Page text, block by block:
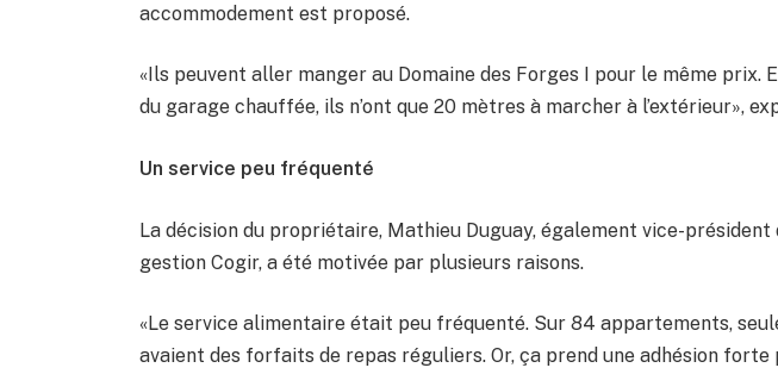
accommodement est proposé.
«Ils peuvent aller manger au Domaine des Forges I pour le même prix.
du garage chauffée, ils n’ont que 20 mètres à marcher à l’extérieur»,
Un service peu fréquenté
La décision du propriétaire, Mathieu Duguay, également vice-président
gestion Cogir, a été motivée par plusieurs raisons.
«Le service alimentaire était peu fréquenté. Sur 84 appartements,
avaient des forfaits de repas réguliers. Or, ça prend une adhésion forte